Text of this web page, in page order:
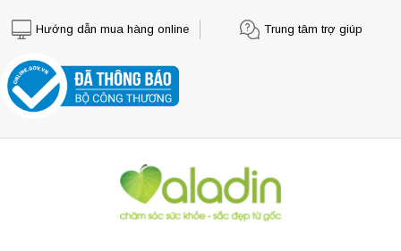
Hướng dẫn mua hàng online Trung tâm trợ giúp